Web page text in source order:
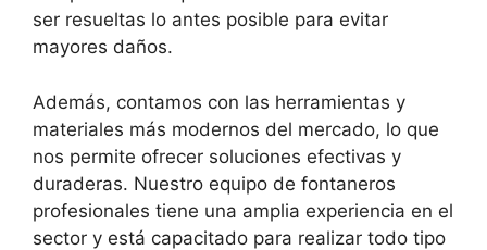
ser resueltas lo antes posible para evitar
mayores daños.
Además, contamos con las herramientas y
materiales más modernos del mercado, lo que
nos permite ofrecer soluciones efectivas y
duraderas. Nuestro equipo de fontaneros
profesionales tiene una amplia experiencia en el
sector y está capacitado para realizar todo tipo